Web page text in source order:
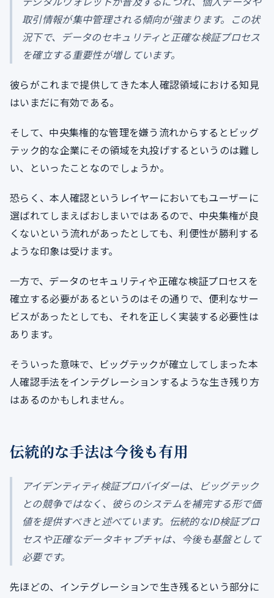
取引情報が集中管理される傾向が強まります。この状
況下で、データのセキュリティと正確な検証プロセス
を確立する重要性が増しています。
彼らがこれまで提供してきた本人確認領域における知見
はいまだに有効である。
そして、中央集権的な管理を嫌う流れからするとビッグ
テック的な企業にその領域を丸投げするというのは難し
い、といったことなのでしょうか。
恐らく、本人確認というレイヤーにおいてもユーザーに
選ばれてしまえばおしまいではあるので、中央集権が良
くないという流れがあったとしても、利便性が勝利する
ような印象は受けます。
一方で、データのセキュリティや正確な検証プロセスを
確立する必要があるというのはその通りで、便利なサー
ビスがあったとしても、それを正しく実装する必要性は
あります。
そういった意味で、ビッグテックが確立してしまった本
人確認手法をインテグレーションするような生き残り方
はあるのかもしれません。
伝統的な手法は今後も有用
アイデンティティ検証プロバイダーは、ビッグテック
との競争ではなく、彼らのシステムを補完する形で価
値を提供すべきと述べています。伝統的なID検証プロ
セスや正確なデータキャプチャは、今後も基盤として
必要です。
先ほどの、インテグレーションで生き残るという部分に